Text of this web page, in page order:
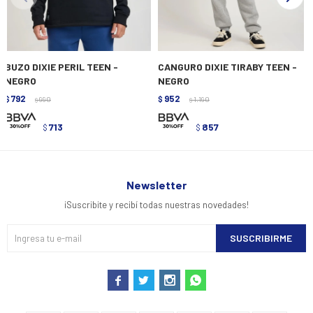
BUZO DIXIE PERIL TEEN -
NEGRO
$ 792 $ 990
$ 713
CANGURO DIXIE TIRABY TEEN -
NEGRO
$ 952 $ 1.190
$ 857
Newsletter
¡Suscribite y recibí todas nuestras novedades!
SUSCRIBIRME
   